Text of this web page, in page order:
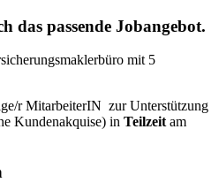
das passende Jobangebot.
mit 5
r MitarbeiterIN zur Unterstützung
Kundenakquise) in Teilzeit am